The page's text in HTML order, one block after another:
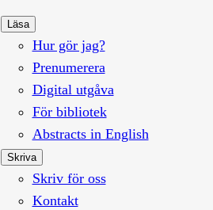
Läsa
Hur gör jag?
Prenumerera
Digital utgåva
För bibliotek
Abstracts in English
Skriva
Skriv för oss
Kontakt